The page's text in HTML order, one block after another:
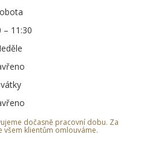
– 11:30
dočasně pracovní dobu. Za
všem klientům omlouváme.